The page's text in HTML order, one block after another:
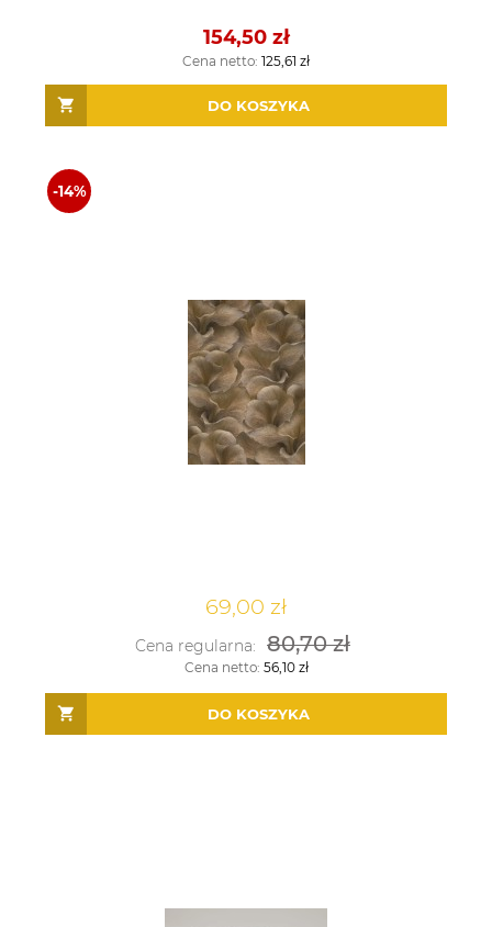
154,50 zł
Cena netto: 125,61 zł
DO KOSZYKA
69,00 zł
Cena regularna: 80,70 zł
Cena netto: 56,10 zł
DO KOSZYKA